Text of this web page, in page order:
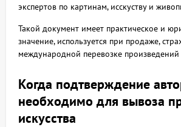
экспертов по картинам, исскуству и
Такой документ имеет практическое и
значение, используется при продаже,
международной перевозке произведений
Когда подтверждение
необходимо для вывоза
искусства